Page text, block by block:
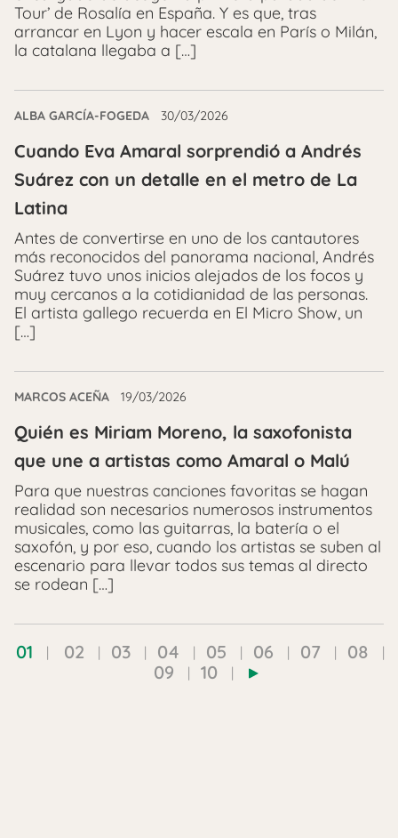
Tour’ de Rosalía en España. Y es que, tras
arrancar en Lyon y hacer escala en París o Milán,
la catalana llegaba a […]
ALBA GARCÍA-FOGEDA 30/03/2026
Cuando Eva Amaral sorprendió a Andrés
Suárez con un detalle en el metro de La
Latina
Antes de convertirse en uno de los cantautores
más reconocidos del panorama nacional, Andrés
Suárez tuvo unos inicios alejados de los focos y
muy cercanos a la cotidianidad de las personas.
El artista gallego recuerda en El Micro Show, un
[…]
MARCOS ACEÑA 19/03/2026
Quién es Miriam Moreno, la saxofonista
que une a artistas como Amaral o Malú
Para que nuestras canciones favoritas se hagan
realidad son necesarios numerosos instrumentos
musicales, como las guitarras, la batería o el
saxofón, y por eso, cuando los artistas se suben al
escenario para llevar todos sus temas al directo
se rodean […]
01 02 03 04 05 06 07
08
09
10